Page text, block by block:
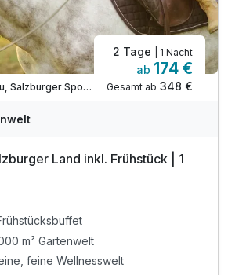
Altenmarkt im Pongau, Salzburger Sportwelt
2 Tage | 1 Nacht
ab 174 €
Gesamt ab 348 €
Land inkl. Frühstück | 1
m² Gartenwelt
feine Wellnesswelt